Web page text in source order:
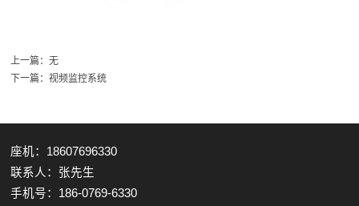
上一篇：无
下一篇：视频监控系统
座机：18607696330
联系人：张先生
手机号：186-0769-6330